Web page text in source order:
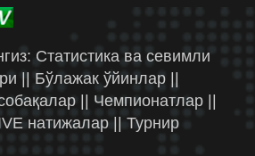
Статистика ва севимли
|| Бўлажак ўйинлар ||
|| Чемпионатлар ||
натижалар || Турнир